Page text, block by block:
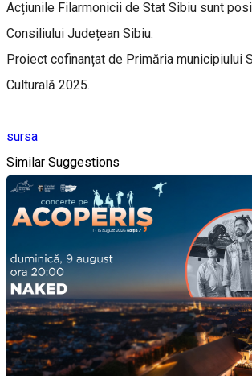
Acțiunile Filarmonicii de Stat Sibiu sunt
Consiliului Județean Sibiu.
Proiect cofinanțat de Primăria municipiului
Culturală 2025.
sursa
Similar Suggestions